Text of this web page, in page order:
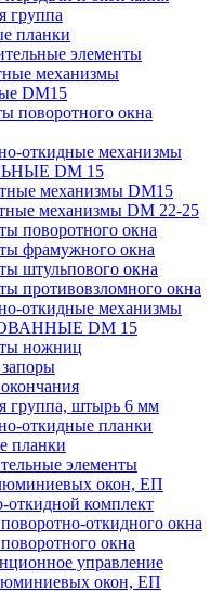
группа
планки
элементы
механизмы
DM15
поворотного окна
откидные механизмы
DM 15
механизмы DM15
механизмы DM 22-25
поворотного окна
фрамужного окна
штульпового окна
противовзломного окна
откидные механизмы
DM 15
ножниц
группа, штырь 6 мм
откидные планки
планки
элементы
окон, ЕП
откидной комплект
откидного окна
окна
управление
окон, ЕП